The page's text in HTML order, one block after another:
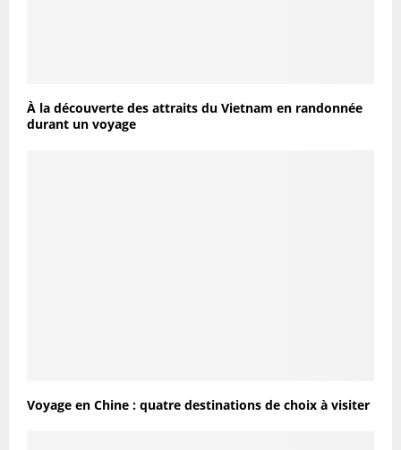
À la découverte des attraits du Vietnam en randonnée
durant un voyage
Voyage en Chine : quatre destinations de choix à visiter